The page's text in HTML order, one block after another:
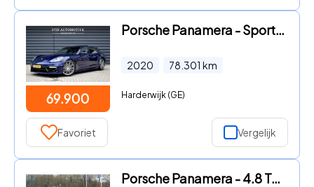
69.900
Porsche Panamera - Sport Turismo 2.9 4 E-Hybrid 462pk SportDesign | Pano | ACC
2020 78.301 km
Harderwijk (GE)
Favoriet Vergelijk
Porsche Panamera - 4.8 Turbo S|571PK|Exclusive|1ste Eig|Org.NL|Dealer Onderhoud